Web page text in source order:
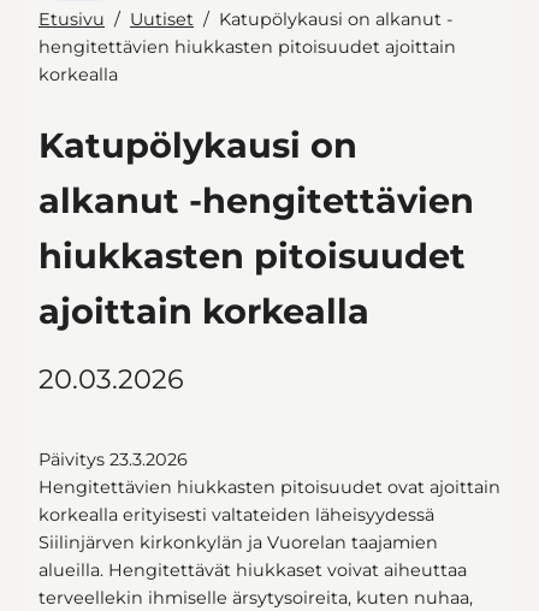
Etusivu Uutiset
Katupölykausi on alkanut -
hengitettävien hiukkasten pitoisuudet ajoittain
korkealla
Katupölykausi on
alkanut -hengitettävien
hiukkasten pitoisuudet
ajoittain korkealla
20.03.2026
Päivitys 23.3.2026
Hengitettävien hiukkasten pitoisuudet ovat ajoittain
korkealla erityisesti valtateiden läheisyydessä
Siilinjärven kirkonkylän ja Vuorelan taajamien
alueilla. Hengitettävät hiukkaset voivat aiheuttaa
terveellekin ihmiselle ärsytysoireita, kuten nuhaa,